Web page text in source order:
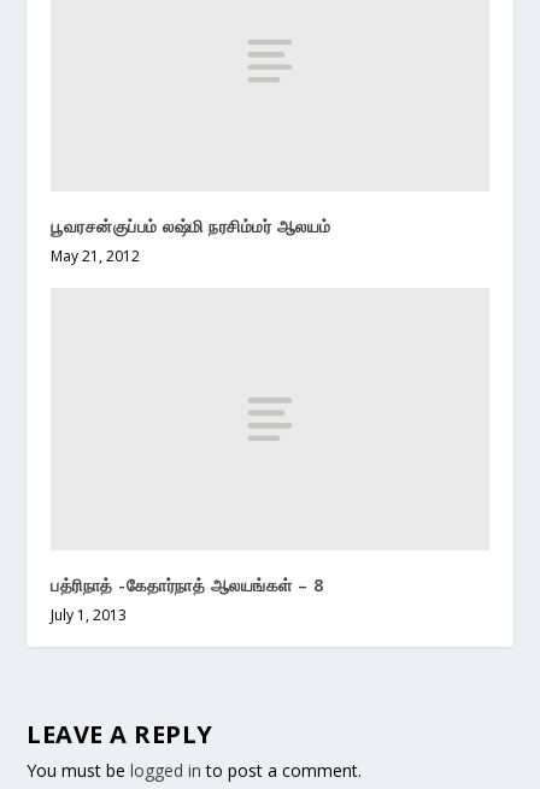
பூவரசன்குப்பம் லஷ்மி நரசிம்மர் ஆலயம்
May 21, 2012
பத்ரிநாத் -கேதார்நாத் ஆலயங்கள் – 8
July 1, 2013
LEAVE A REPLY
You must belogged in to post a comment.